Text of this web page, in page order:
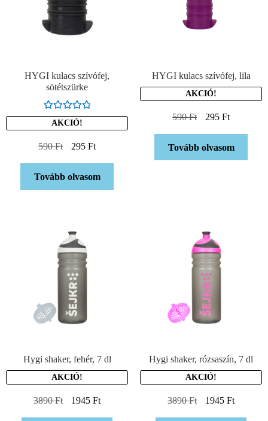
HYGI kulacs szívófej,
sötétszürke
Értékelés:
5.00/ 5
AKCIÓ!
590Ft 295 Ft
Tovább olvasom
HYGI kulacs szívófej, lila
AKCIÓ!
590Ft 295 Ft
Tovább olvasom
Hygi shaker, fehér, 7 dl
AKCIÓ!
3890Ft 1945 Ft
Hygi shaker, rózsaszín, 7 dl
AKCIÓ!
3890Ft 1945 Ft